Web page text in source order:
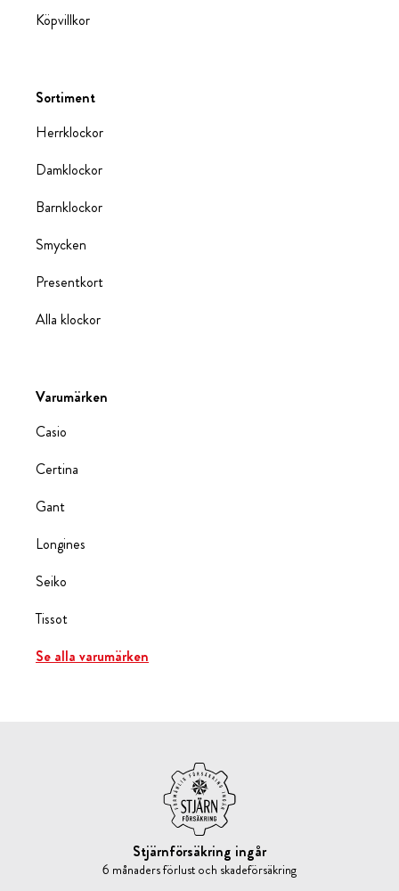
Köpvillkor
Sortiment
Herrklockor
Damklockor
Barnklockor
Smycken
Presentkort
Alla klockor
Varumärken
Casio
Certina
Gant
Longines
Seiko
Tissot
Se alla varumärken
Stjärnförsäkring ingår
6 månaders förlust och skadeförsäkring